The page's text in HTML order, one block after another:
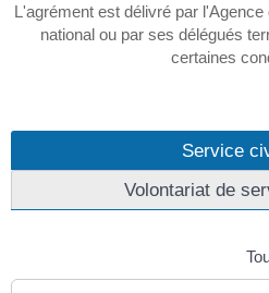
L'agrément est délivré par
national ou par ses délégués
certaines
Service
Volontariat de